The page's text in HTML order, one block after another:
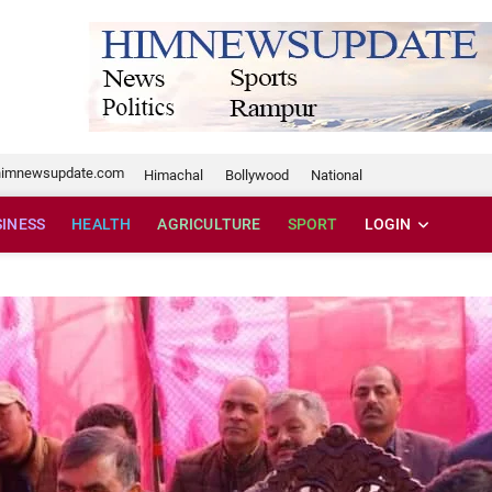
Himachal Bollywood National
HEALTH AGRICULTURE SPORT LOGIN